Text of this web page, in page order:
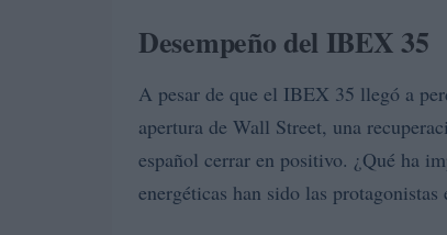
Desempeño del IBEX 35
A pesar de que el IBEX 35 llegó a
apertura de Wall Street, una
español cerrar en positivo. ¿Qué ha
energéticas han sido las protagonistas